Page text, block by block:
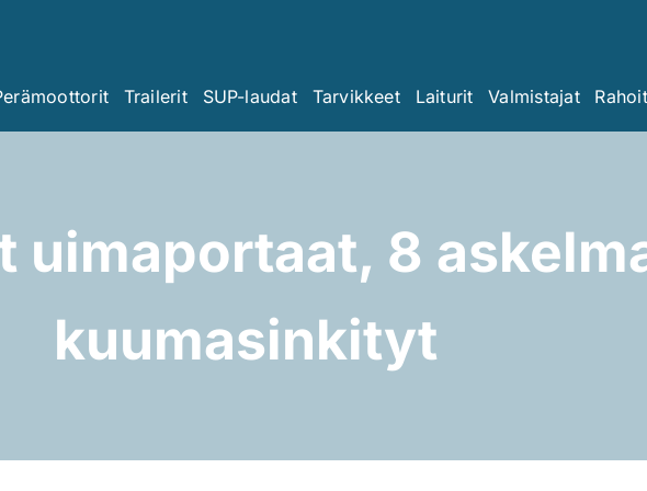
Trailerit SUP-laudat Tarvikkeet Laiturit Valmistajat
uimaportaat, 8
kuumasinkityt